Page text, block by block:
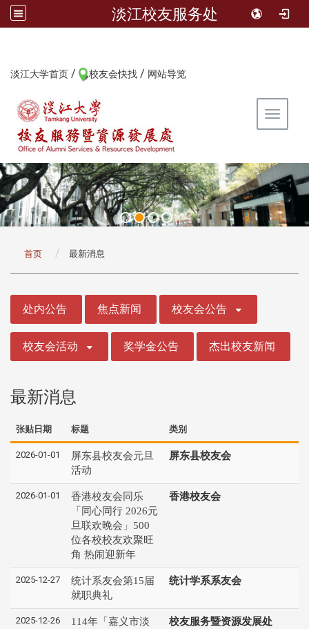
淡江校友服务处
淡江大学首页 / 校友会快找 / 网站导览
Toggle
首页 最新消息
处内公告 焦点新闻 校友会公告
校友会活动 奖学金公告 杰出校友新闻
最新消息
张贴日期 标题 类别
2026-01-01
屏东县校友会元旦
活动
屏东县校友会
2026-01-01
香港校友会同乐
「同心同行 2026元
旦联欢晚会」500
位各校校友欢聚旺
角 热闹迎新年
香港校友会
2025-12-27
统计系友会第15届
就职典礼
统计学系系友会
2025-12-26
114年「嘉义市淡
校友服务暨资源发展处